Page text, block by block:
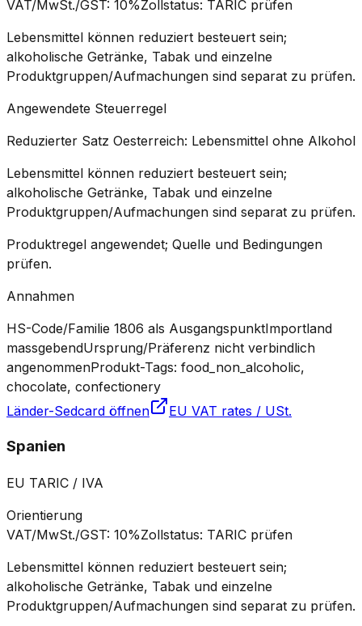
VAT/MwSt./GST: 10%Zollstatus: TARIC prüfen
Lebensmittel können reduziert besteuert sein;
alkoholische Getränke, Tabak und einzelne
Produktgruppen/Aufmachungen sind separat zu prüfen.
Angewendete Steuerregel
Reduzierter Satz Oesterreich: Lebensmittel ohne Alkohol
Lebensmittel können reduziert besteuert sein;
alkoholische Getränke, Tabak und einzelne
Produktgruppen/Aufmachungen sind separat zu prüfen.
Produktregel angewendet; Quelle und Bedingungen
prüfen.
Annahmen
HS-Code/Familie 1806 als AusgangspunktImportland
massgebendUrsprung/Präferenz nicht verbindlich
angenommenProdukt-Tags: food_non_alcoholic,
chocolate, confectionery
Länder-Sedcard öffnen
EU VAT rates / USt.
Spanien
EU TARIC / IVA
Orientierung
VAT/MwSt./GST: 10%Zollstatus: TARIC prüfen
Lebensmittel können reduziert besteuert sein;
alkoholische Getränke, Tabak und einzelne
Produktgruppen/Aufmachungen sind separat zu prüfen.